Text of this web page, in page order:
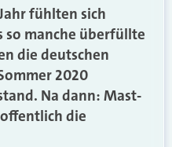
fühlten sich
so manche überfüllte
die deutschen
2020
Na dann: Mast-
die